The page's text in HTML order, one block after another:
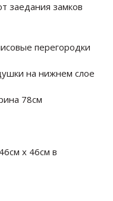
заедания замков
перегородки
на нижнем слое
78см
х 46см в